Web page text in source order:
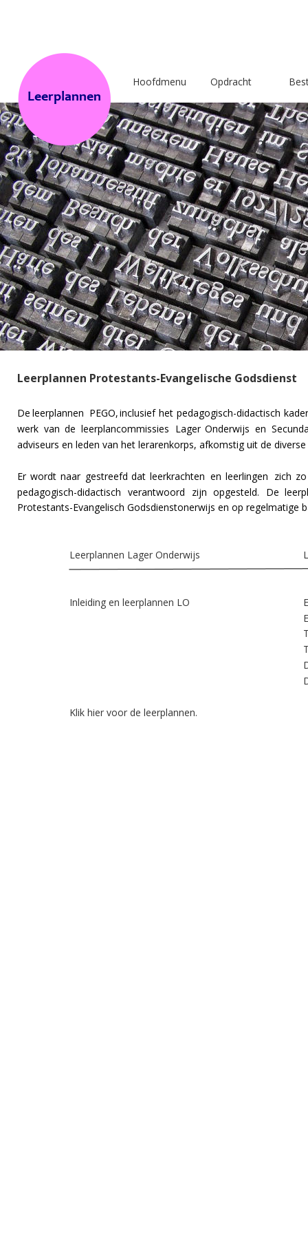
Leerplannen
Leerplannen Protestants-Evangelische Godsdienst
De leerplannen PEGO,inclusief het pedagogisch-didactisch kader
werk van de leerplancommissies Lager Onderwijs en
adviseurs en leden van het lerarenkorps, afkomstig uit de
Er wordt naar gestreefd dat leerkrachten en leerlingen zich zo
pedagogisch-didactisch verantwoord zijn opgesteld. De
Protestants-Evangelisch Godsdienstonerwijs en op regelmatige
Leerplannen Lager Onderwijs
Inleiding en leerplannen LO
Klik hier voor de leerplannen.
Hoofdmenu Opdracht